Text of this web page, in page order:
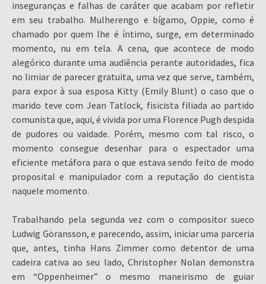
inseguranças e falhas de caráter que acabam por refletir
em seu trabalho. Mulherengo e bígamo, Oppie, como é
chamado por quem lhe é íntimo, surge, em determinado
momento, nu em tela. A cena, que acontece de modo
alegórico durante uma audiência perante autoridades, fica
no limiar de parecer gratuita, uma vez que serve, também,
para expor à sua esposa Kitty (Emily Blunt) o caso que o
marido teve com Jean Tatlock, fisicista filiada ao partido
comunista que, aqui, é vivida por uma Florence Pugh despida
de pudores ou vaidade. Porém, mesmo com tal risco, o
momento consegue desenhar para o espectador uma
eficiente metáfora para o que estava sendo feito de modo
proposital e manipulador com a reputação do cientista
naquele momento.
Trabalhando pela segunda vez com o compositor sueco
Ludwig Göransson, e parecendo, assim, iniciar uma parceria
que, antes, tinha Hans Zimmer como detentor de uma
cadeira cativa ao seu lado, Christopher Nolan demonstra
em “Oppenheimer” o mesmo maneirismo de guiar